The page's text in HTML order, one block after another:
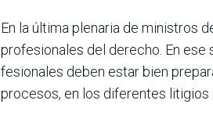
En la última plenaria de ministros
profesionales del derecho. En
fesionales deben estar bien
proce­sos, en los diferentes litigios